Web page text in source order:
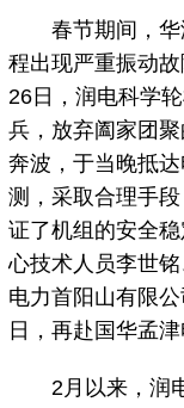
春节期间，华
程出现严重振动
26日，润电科学
兵，放弃阖家团
奔波，于当晚抵
测，采取合理手
证了机组的安全
心技术人员李世
电力首阳山有限
日，再赴国华孟
2月以来，润电